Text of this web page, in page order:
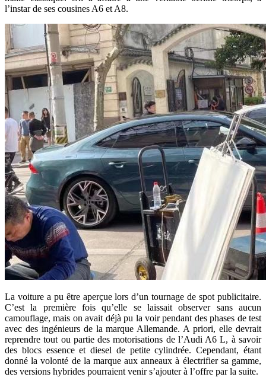
l’instar de ses cousines A6 et A8.
La voiture a pu être aperçue lors d’un tournage de spot publicitaire.
C’est la première fois qu’elle se laissait observer sans aucun
camouflage, mais on avait déjà pu la voir pendant des phases de test
avec des ingénieurs de la marque Allemande. A priori, elle devrait
reprendre tout ou partie des motorisations de l’Audi A6 L, à savoir
des blocs essence et diesel de petite cylindrée. Cependant, étant
donné la volonté de la marque aux anneaux à électrifier sa gamme,
des versions hybrides pourraient venir s’ajouter à l’offre par la suite.